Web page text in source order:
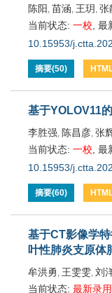
陈阳, 苗涵, 王玥 , 张
当前状态: 一校 最
10.15953/
摘要(50)
基于YOLOV11
李胜强, 陈昌彦, 张
当前状态: 一校 最
10.15953/
摘要(60)
基于CT影像学
叶性肺炎支原体
牟洪勇, 王雯雯, 刘
当前状态: 最新录用